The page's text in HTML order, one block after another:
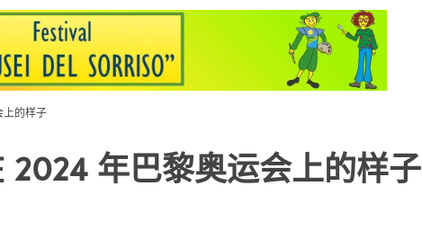
上的样子
2024 年巴黎奥运会上的样子